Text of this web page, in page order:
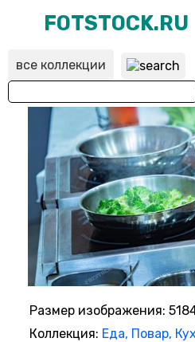
FOTSTOCK.RU
ВХОД
РЕГИСТРАЦИЯ
все коллекции
Размер изображения:
Коллекция: Еда, Повар,